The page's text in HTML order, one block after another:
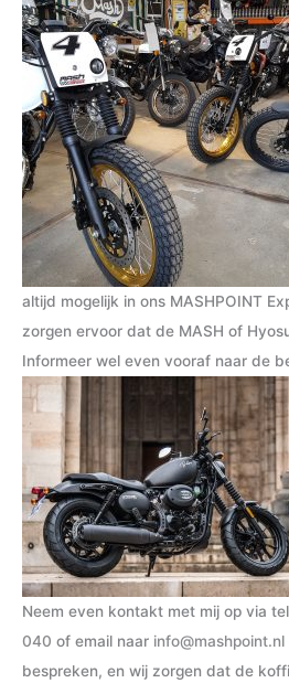
altijd mogelijk in ons MASHPOINT
zorgen ervoor dat de MASH of
Informeer wel even vooraf naar de
Neem even kontakt met mij op via
040 of email naar info@mashpoint.nl
bespreken, en wij zorgen dat de